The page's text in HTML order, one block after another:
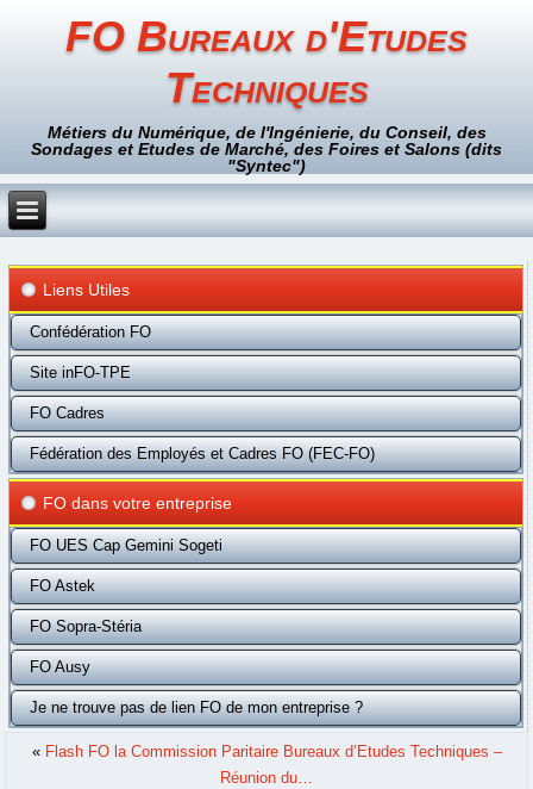
FO Bureaux d'Etudes
Techniques
Métiers du Numérique, de l'Ingénierie, du Conseil, des
Sondages et Etudes de Marché, des Foires et Salons (dits
"Syntec")
Liens Utiles
Confédération FO
Site inFO-TPE
FO Cadres
Fédération des Employés et Cadres FO (FEC-FO)
FO dans votre entreprise
FO UES Cap Gemini Sogeti
FO Astek
FO Sopra-Stéria
FO Ausy
Je ne trouve pas de lien FO de mon entreprise ?
« Flash FO la Commission Paritaire Bureaux d’Etudes Techniques –
Réunion du…